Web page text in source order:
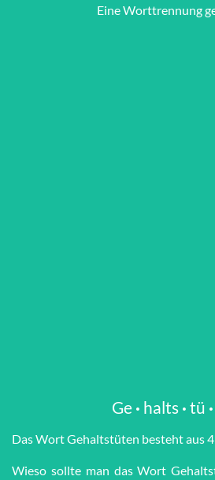
Eine Worttrennung
Ge · halts · tü ·
Das Wort Ge­halts­tü­ten besteht aus 4
Wieso sollte man das Wort